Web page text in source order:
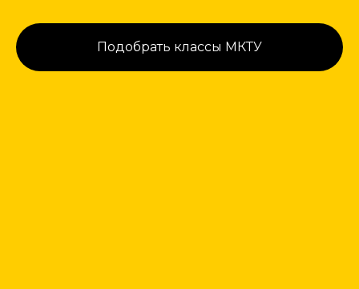
Подобрать классы МКТУ